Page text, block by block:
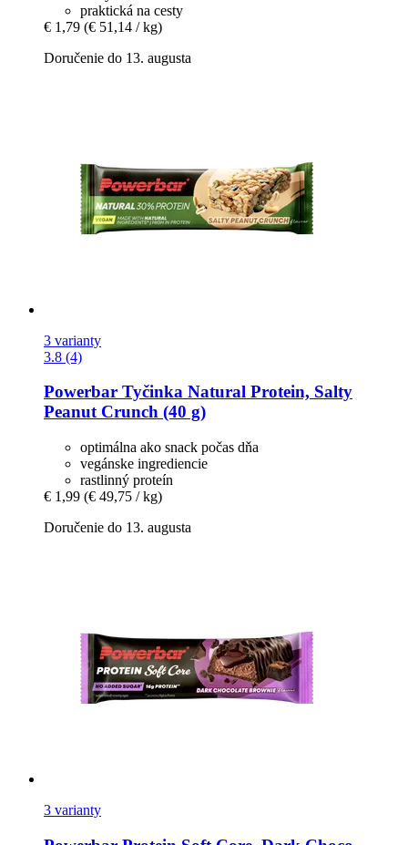
praktická na cesty
€ 1,79 (€ 51,14 / kg)
Doručenie do 13. augusta
3 varianty
3.8 (4)
Powerbar Tyčinka Natural Protein, Salty
Peanut Crunch (40 g)
optimálna ako snack počas dňa
vegánske ingrediencie
rastlinný proteín
€ 1,99 (€ 49,75 / kg)
Doručenie do 13. augusta
3 varianty